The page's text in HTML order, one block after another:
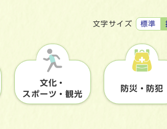
文字サイズ 標準
文化・
スポーツ・観光
防災・防犯